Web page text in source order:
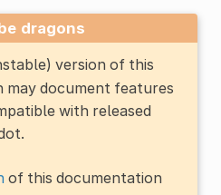
dragons
version of this
may document features
with released
of this documentation